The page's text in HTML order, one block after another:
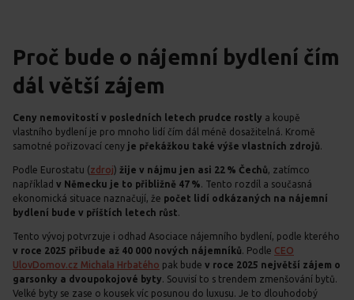
Proč bude o nájemní bydlení čím
dál větší zájem
Ceny nemovitostí v posledních letech prudce rostly a koupě
vlastního bydlení je pro mnoho lidí čím dál méně dosažitelná. Kromě
samotné pořizovací ceny je překážkou také výše vlastních zdrojů.
Podle Eurostatu (zdroj) žije v nájmu jen asi 22 % Čechů, zatímco
například v Německu je to přibližně 47 %. Tento rozdíl a současná
ekonomická situace naznačují, že počet lidí odkázaných na nájemní
bydlení bude v příštích letech růst.
Tento vývoj potvrzuje i odhad Asociace nájemního bydlení, podle kterého
v roce 2025 přibude až 40 000 nových nájemníků. Podle CEO
UlovDomov.cz Michala Hrbatého pak bude v roce 2025 největší zájem o
garsonky a dvoupokojové byty. Souvisí to s trendem zmenšování bytů.
Velké byty se zase o kousek víc posunou do luxusu. Je to dlouhodobý